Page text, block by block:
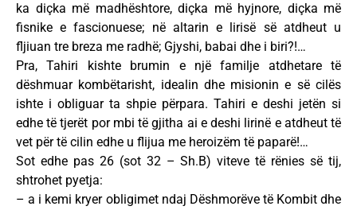
ka diçka më madhështore, diçka më hyjnore, diçka më
fisnike e fascionuese; në altarin e lirisë së atdheut u
fljiuan tre breza me radhë; Gjyshi, babai dhe i biri?!…
Pra, Tahiri kishte brumin e një familje atdhetare të
dëshmuar kombëtarisht, idealin dhe misionin e së cilës
ishte i obliguar ta shpie përpara. Tahiri e deshi jetën si
edhe të tjerët por mbi të gjitha ai e deshi lirinë e atdheut të
vet për të cilin edhe u flijua me heroizëm të paparë!…
Sot edhe pas 26 (sot 32 – Sh.B) viteve të rënies së tij,
shtrohet pyetja:
– a i kemi kryer obligimet ndaj Dëshmorëve të Kombit dhe